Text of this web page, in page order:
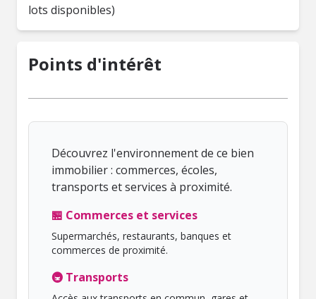
lots disponibles)
Points d'intérêt
Découvrez l'environnement de ce bien
immobilier : commerces, écoles,
transports et services à proximité.
🏪 Commerces et services
Supermarchés, restaurants, banques et
commerces de proximité.
🚇 Transports